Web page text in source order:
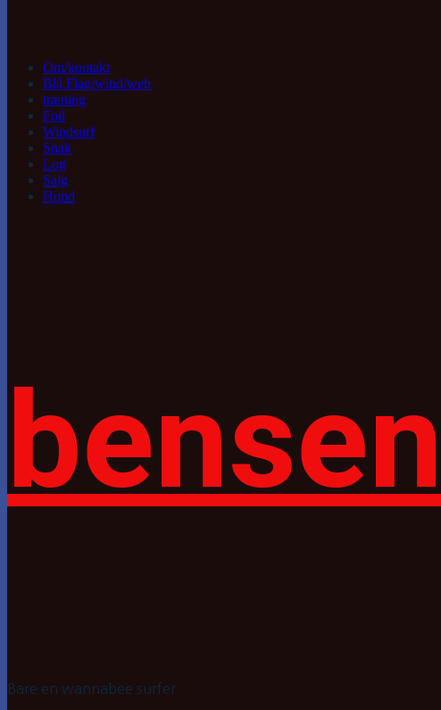
Om/kontakt
Blå Flag/wind/web
træning
Foil
Windsurf
Snak
Log
Salg
Hund
Bare en wannabee surfer